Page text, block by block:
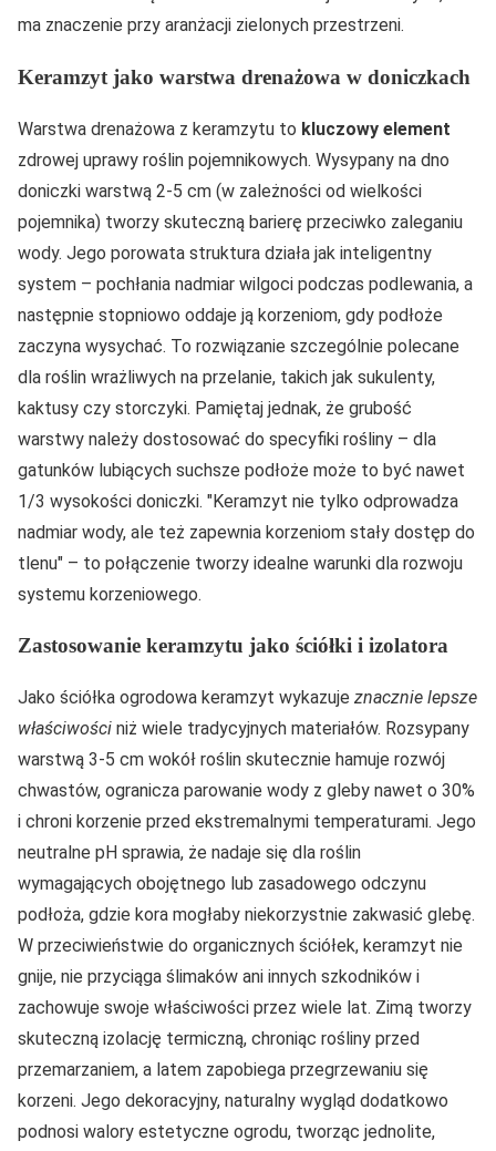
ma znaczenie przy aranżacji zielonych przestrzeni.
Keramzyt jako warstwa drenażowa w doniczkach
Warstwa drenażowa z keramzytu to kluczowy element
zdrowej uprawy roślin pojemnikowych. Wysypany na dno
doniczki warstwą 2-5 cm (w zależności od wielkości
pojemnika) tworzy skuteczną barierę przeciwko zaleganiu
wody. Jego porowata struktura działa jak inteligentny
system – pochłania nadmiar wilgoci podczas podlewania, a
następnie stopniowo oddaje ją korzeniom, gdy podłoże
zaczyna wysychać. To rozwiązanie szczególnie polecane
dla roślin wrażliwych na przelanie, takich jak sukulenty,
kaktusy czy storczyki. Pamiętaj jednak, że grubość
warstwy należy dostosować do specyfiki rośliny – dla
gatunków lubiących suchsze podłoże może to być nawet
1/3 wysokości doniczki. Keramzyt nie tylko odprowadza
nadmiar wody, ale też zapewnia korzeniom stały dostęp do
tlenu – to połączenie tworzy idealne warunki dla rozwoju
systemu korzeniowego.
Zastosowanie keramzytu jako ściółki i izolatora
Jako ściółka ogrodowa keramzyt wykazuje znacznie lepsze
właściwości niż wiele tradycyjnych materiałów. Rozsypany
warstwą 3-5 cm wokół roślin skutecznie hamuje rozwój
chwastów, ogranicza parowanie wody z gleby nawet o 30%
i chroni korzenie przed ekstremalnymi temperaturami. Jego
neutralne pH sprawia, że nadaje się dla roślin
wymagających obojętnego lub zasadowego odczynu
podłoża, gdzie kora mogłaby niekorzystnie zakwasić glebę.
W przeciwieństwie do organicznych ściółek, keramzyt nie
gnije, nie przyciąga ślimaków ani innych szkodników i
zachowuje swoje właściwości przez wiele lat. Zimą tworzy
skuteczną izolację termiczną, chroniąc rośliny przed
przemarzaniem, a latem zapobiega przegrzewaniu się
korzeni. Jego dekoracyjny, naturalny wygląd dodatkowo
podnosi walory estetyczne ogrodu, tworząc jednolite,